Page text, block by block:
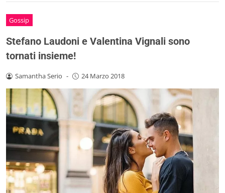
Gossip
Stefano Laudoni e Valentina Vignali sono
tornati insieme!
Samantha Serio - 24 Marzo 2018